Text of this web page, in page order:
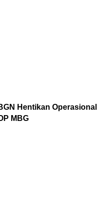
Hentikan Operasional
MBG